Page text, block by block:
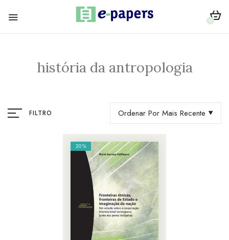
0
história da antropologia
FILTRO Ordenar Por Mais Recente
20%